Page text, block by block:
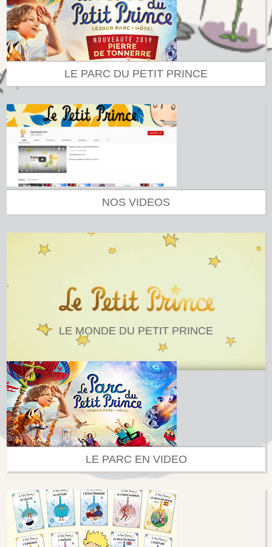
LE PARC DU PETIT PRINCE
NOS VIDEOS
LE MONDE DU PETIT PRINCE
LE PARC EN VIDEO